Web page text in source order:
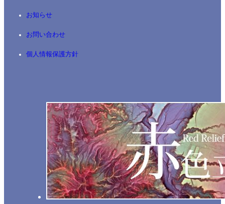
お知らせ
お問い合わせ
個人情報保護方針